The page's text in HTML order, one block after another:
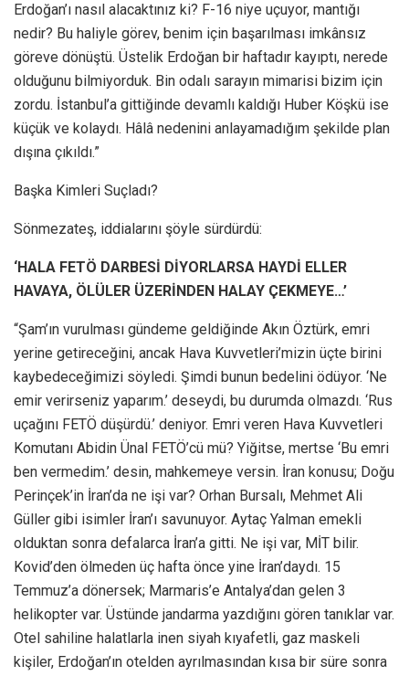
Erdoğan’ı nasıl alacaktınız ki? F-16 niye uçuyor, mantığı
nedir? Bu haliyle görev, benim için başarılması imkânsız
göreve dönüştü. Üstelik Erdoğan bir haftadır kayıptı, nerede
olduğunu bilmiyorduk. Bin odalı sarayın mimarisi bizim için
zordu. İstanbul’a gittiğinde devamlı kaldığı Huber Köşkü ise
küçük ve kolaydı. Hâlâ nedenini anlayamadığım şekilde plan
dışına çıkıldı.”
Başka Kimleri Suçladı?
Sönmezateş, iddialarını şöyle sürdürdü:
‘HALA FETÖ DARBESİ DİYORLARSA HAYDİ ELLER
HAVAYA, ÖLÜLER ÜZERİNDEN HALAY ÇEKMEYE…’
“Şam’ın vurulması gündeme geldiğinde Akın Öztürk, emri
yerine getireceğini, ancak Hava Kuvvetleri’mizin üçte birini
kaybedeceğimizi söyledi. Şimdi bunun bedelini ödüyor. ‘Ne
emir verirseniz yaparım.’ deseydi, bu durumda olmazdı. ‘Rus
uçağını FETÖ düşürdü.’ deniyor. Emri veren Hava Kuvvetleri
Komutanı Abidin Ünal FETÖ’cü mü? Yiğitse, mertse ‘Bu emri
ben vermedim.’ desin, mahkemeye versin. İran konusu; Doğu
Perinçek’in İran’da ne işi var? Orhan Bursalı, Mehmet Ali
Güller gibi isimler İran’ı savunuyor. Aytaç Yalman emekli
olduktan sonra defalarca İran’a gitti. Ne işi var, MİT bilir.
Kovid’den ölmeden üç hafta önce yine İran’daydı. 15
Temmuz’a dönersek; Marmaris’e Antalya’dan gelen 3
helikopter var. Üstünde jandarma yazdığını gören tanıklar var.
Otel sahiline halatlarla inen siyah kıyafetli, gaz maskeli
kişiler, Erdoğan’ın otelden ayrılmasından kısa bir süre sonra